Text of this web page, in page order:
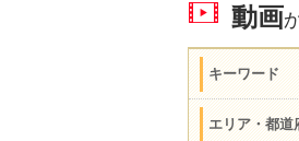
動画
キーワード
エリア・都道